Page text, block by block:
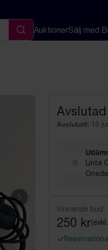
Sök
AuktionerSälj med
Nästa
Avslutad
Avslutad: 16
Linta
Vinnande bud
250 kr